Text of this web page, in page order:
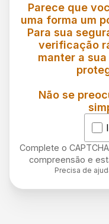
Parece que
uma forma um
Para sua
verificação
manter a
Não se
Complete o
compreensão e
Precisa de